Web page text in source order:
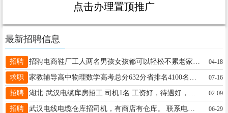
点击办理置顶推广
最新招聘信息
招聘 04-18
求职 07-16
招聘 02-09
招聘 武汉电线电缆仓库招司机，有商店有仓库。 联系电话13986065006 06-29